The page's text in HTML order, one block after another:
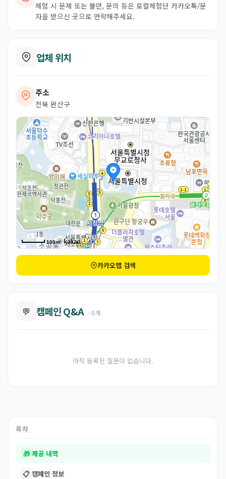
체험 시 문제 또는 불만, 문의 등은 로컬체험단 카카오톡/문
자을 받으신 곳으로 연락해주세요.
업체 위치
주소
전북 완산구
100m
카카오맵 검색
💬 캠페인 Q&A · 0개
아직 등록된 질문이 없습니다.
목차
🎁 제공 내역
📋 캠페인 정보